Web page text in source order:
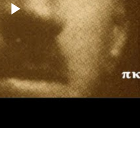
Play
Video